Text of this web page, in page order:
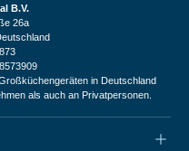
B.V.
26a
in Deutschland
als auch an Privatpersonen.